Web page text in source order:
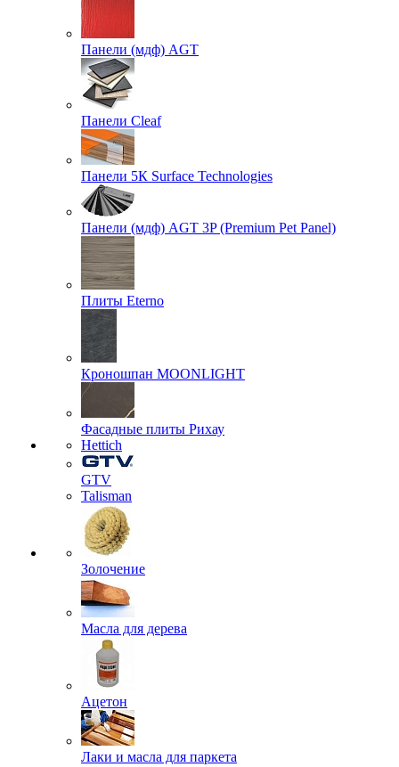
Панели (мдф) AGT
Панели Cleaf
Панели 5К Surface Technologies
Панели (мдф) AGT 3P (Premium Pet Panel)
Плиты Eterno
Кроношпан MOONLIGHT
Фасадные плиты Рихау
Hettich
GTV
Talisman
Золочение
Масла для дерева
Ацетон
Лаки и масла для паркета